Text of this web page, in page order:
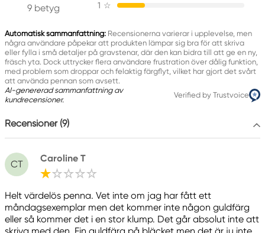
www.panduro.com
9 betyg
1 ☆
Automatisk sammanfattning: Recensionerna varierar i upplevelse, men
några användare påpekar att produkten lämpar sig bra för att skriva
eller fylla i små detaljer på gravstenar, där den kan bidra till att ge en ny,
fräsch yta. Dock uttrycker flera användare frustration över dålig funktion,
med problem som droppar och felaktig färgflyt, vilket har gjort det svårt
att använda pennan som avsett.
AI-genererad sammanfattning av
kundrecensioner.
Verified by Trustvoice
Recensioner (9)
CT
Caroline T
Helt värdelös penna. Vet inte om jag har fått ett
måndagsexemplar men det kommer inte någon guldfärg
eller så kommer det i en stor klump. Det går absolut inte att